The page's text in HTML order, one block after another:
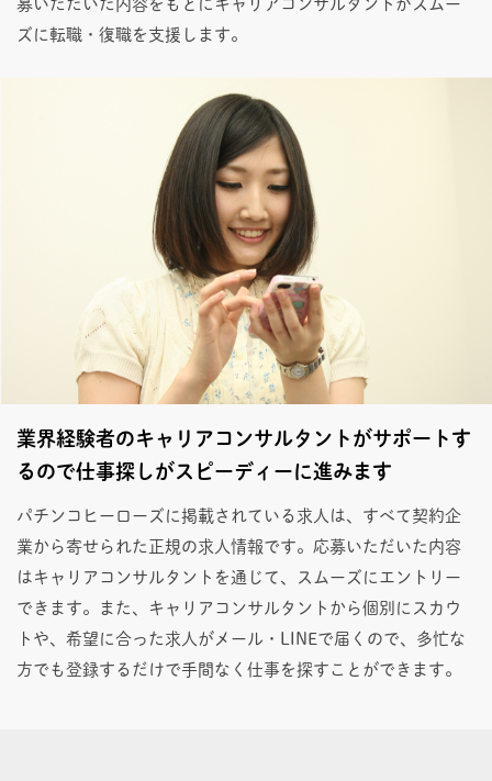
募いただいた内容をもとにキャリアコンサルタントがスムー
ズに転職・復職を支援します。
業界経験者のキャリアコンサルタントがサポートす
るので仕事探しがスピーディーに進みます
パチンコヒーローズに掲載されている求人は、すべて契約企
業から寄せられた正規の求人情報です。応募いただいた内容
はキャリアコンサルタントを通じて、スムーズにエントリー
できます。また、キャリアコンサルタントから個別にスカウ
トや、希望に合った求人がメール・LINEで届くので、多忙な
方でも登録するだけで手間なく仕事を探すことができます。